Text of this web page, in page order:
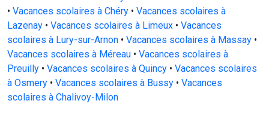
• Vacances scolaires à Chéry • Vacances scolaires à
Lazenay • Vacances scolaires à Limeux • Vacances
scolaires à Lury-sur-Arnon • Vacances scolaires à Massay •
Vacances scolaires à Méreau • Vacances scolaires à
Preuilly • Vacances scolaires à Quincy • Vacances scolaires
à Osmery • Vacances scolaires à Bussy • Vacances
scolaires à Chalivoy-Milon